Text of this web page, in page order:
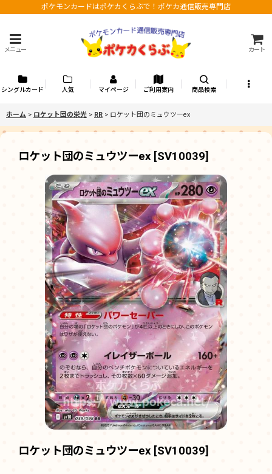
ポケモンカードはポケカくらぶで！ポケカ通信販売専門店
メニュー カート
シングルカード 人気 マイページ ご利用案内 商品検索
ホーム > ロケット団の栄光 > RR > ロケット団のミュウツーex
ロケット団のミュウツーex [SV10039]
ロケット団のミュウツーex [SV10039]